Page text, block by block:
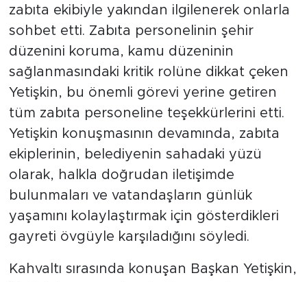
zabıta ekibiyle yakından ilgilenerek onlarla
sohbet etti. Zabıta personelinin şehir
düzenini koruma, kamu düzeninin
sağlanmasındaki kritik rolüne dikkat çeken
Yetişkin, bu önemli görevi yerine getiren
tüm zabıta personeline teşekkürlerini etti.
Yetişkin konuşmasının devamında, zabıta
ekiplerinin, belediyenin sahadaki yüzü
olarak, halkla doğrudan iletişimde
bulunmaları ve vatandaşların günlük
yaşamını kolaylaştırmak için gösterdikleri
gayreti övgüyle karşıladığını söyledi.
Kahvaltı sırasında konuşan Başkan Yetişkin,